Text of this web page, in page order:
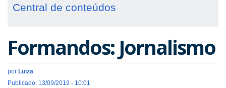
Central de conteúdos
Formandos: Jornalismo
por Luiza
Publicado: 13/09/2019 - 10:01